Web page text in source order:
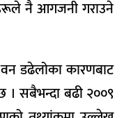
नै आगजनी गराउने
डढेलोका कारणबाट
सबैभन्दा बढी २००९